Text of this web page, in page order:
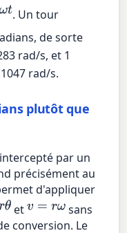
t
. Un tour
de sorte
rad/s, et 1
rad/s.
plutôt que
par un
précisément au
d'appliquer
etv=rω
sans
conversion. Le